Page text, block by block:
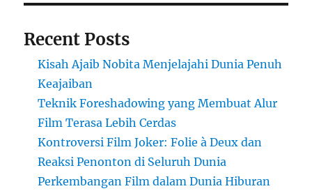
Recent Posts
Kisah Ajaib Nobita Menjelajahi Dunia Penuh
Keajaiban
Teknik Foreshadowing yang Membuat Alur
Film Terasa Lebih Cerdas
Kontroversi Film Joker: Folie à Deux dan
Reaksi Penonton di Seluruh Dunia
Perkembangan Film dalam Dunia Hiburan